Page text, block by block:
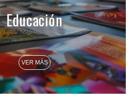
Educación
VER MÁS